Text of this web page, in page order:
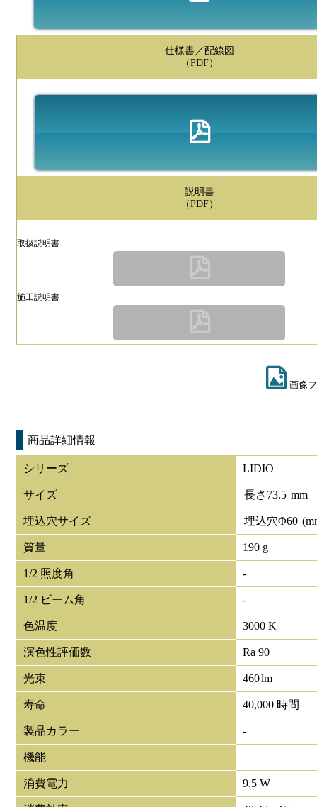
仕様書／配線図
（PDF）
説明書
（PDF）
取扱説明書
施工説明書
画像
商品詳細情報
シリーズ LIDIO
サイズ 長さ 73.5 mm
埋込穴サイズ 埋込穴Φ60
質量 190 g
1/2 照度角 -
1/2 ビーム角 -
色温度 3000 K
演色性評価数 Ra 90
光束 460lm
寿命 40,000 時間
製品カラー -
機能
消費電力 9.5 W